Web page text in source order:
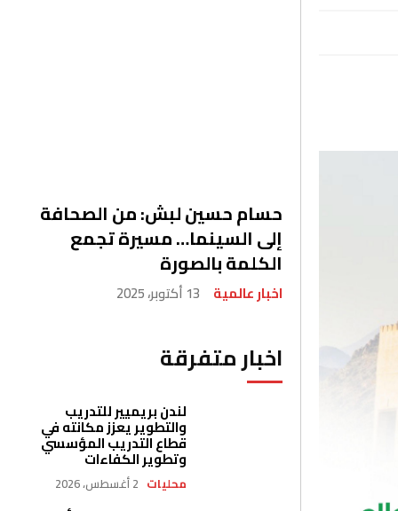
حسام حسين لبش: من الصحافة
إلى السينما… مسيرة تجمع
الكلمة بالصورة
اخبار عالمية 13 أكتوبر، 2025
اخبار متفرقة
لندن بريميير للتدريب
والتطوير يعزز مكانته في
قطاع التدريب المؤسسي
وتطوير الكفاءات
محليات 2 أغسطس، 2026